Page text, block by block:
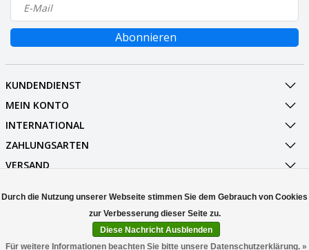
Abonnieren
KUNDENDIENST
MEIN KONTO
INTERNATIONAL
ZAHLUNGSARTEN
VERSAND
© Copyright 2026 Stuff Enough.be
Durch die Nutzung unserer Webseite stimmen Sie dem Gebrauch von Cookies
zur Verbesserung dieser Seite zu.
Diese Nachricht Ausblenden
Für weitere Informationen beachten Sie bitte unsere Datenschutzerklärung. »